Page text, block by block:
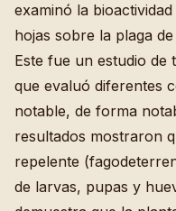
examinó la
hojas sobre la plaga
Este fue un estudio de
que evaluó diferentes
notable, de forma
resultados mostraron
repelente
de larvas, pupas y